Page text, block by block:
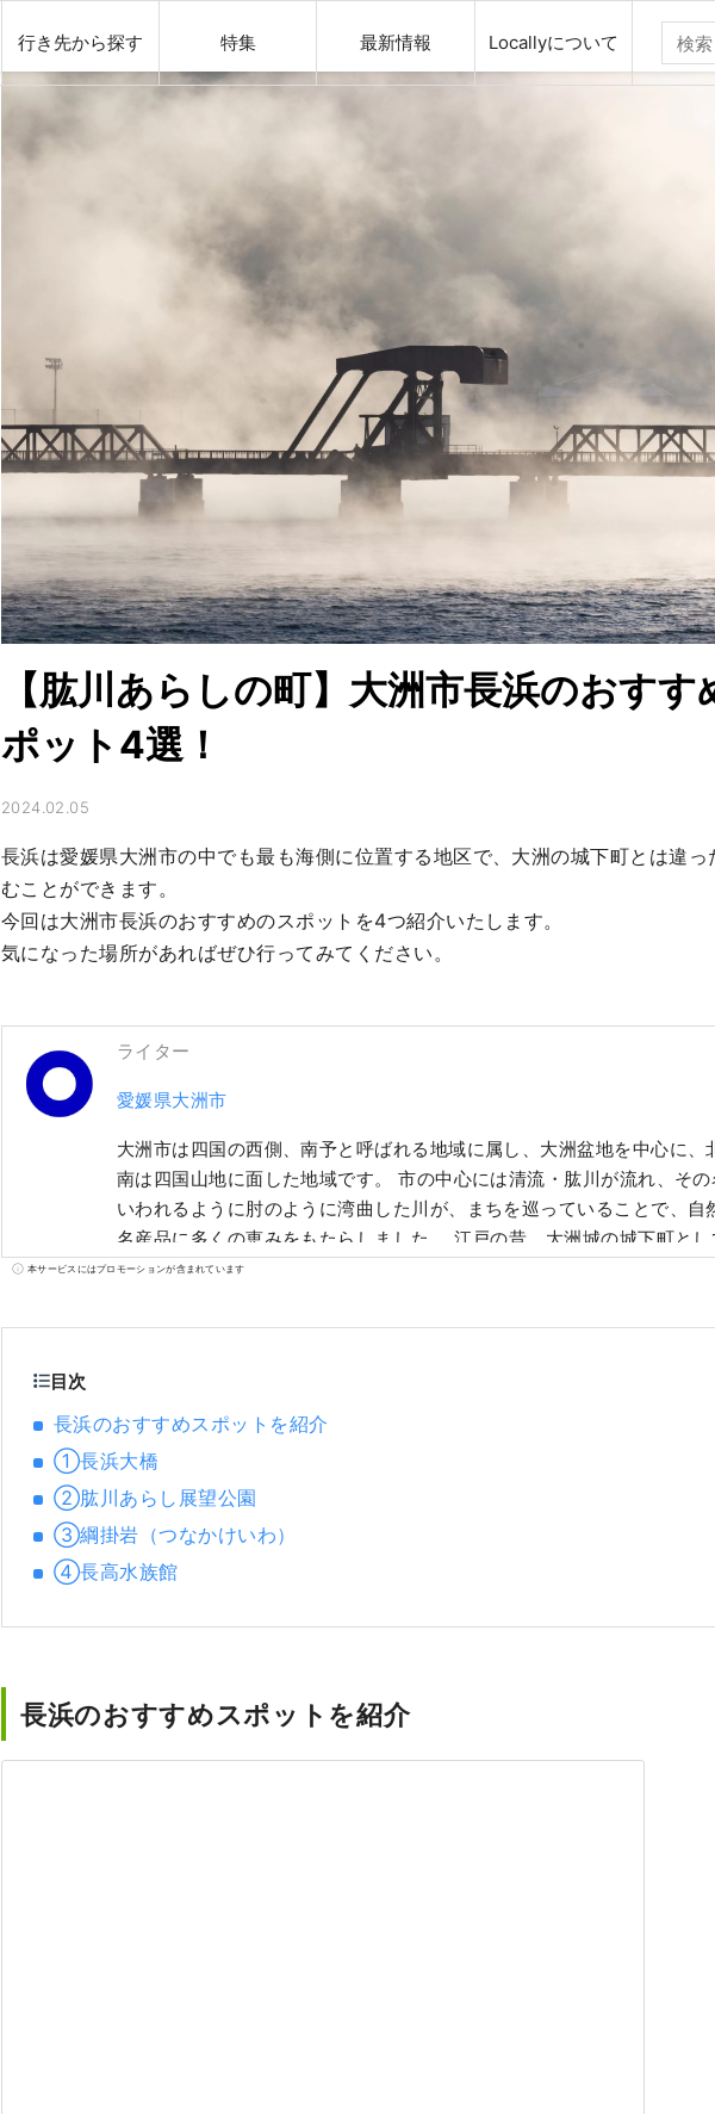
行き先から探す 特集 最新情報 Locallyについて
【肱川あらしの町】大洲市長浜のおすす
ポット4選！
2024.02.05
長浜は愛媛県大洲市の中でも最も海側に位置する地区で、大洲の城下町とは違っ
むことができます。
今回は大洲市長浜のおすすめのスポットを4つ紹介いたします。
気になった場所があればぜひ行ってみてください。
ライター
愛媛県大洲市
大洲市は四国の西側、南予と呼ばれる地域に属し、大洲盆地を中心に、
南は四国山地に面した地域です。 市の中心には清流・肱川が流れ、その
いわれるように肘のように湾曲した川が、まちを巡っていることで、自
名産品に多くの恵みをもたらしました。 江戸の昔、大洲城の城下町と
名残が、肱川のほとりに息づいています。
本サービスにはプロモーションが含まれています
目次
長浜のおすすめスポットを紹介
①長浜大橋
②肱川あらし展望公園
③綱掛岩（つなかけいわ）
④長高水族館
長浜のおすすめスポットを紹介